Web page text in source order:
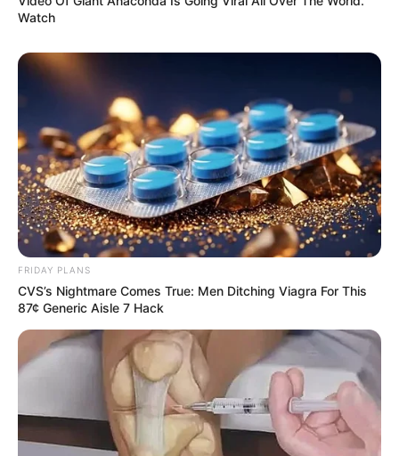
hanem
sorban, biztonságosan. A pénz jön,
kulturáltan kivárja a sorát. 😊
Watch
FRIDAY PLANS
CVS’s Nightmare Comes True: Men Ditching Viagra For This
87¢ Generic Aisle 7 Hack